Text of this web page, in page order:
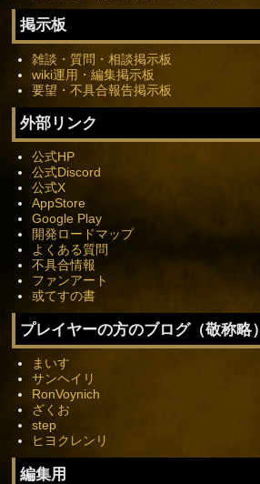
掲示板
雑談・質問・相談掲示板
wiki運用・編集掲示板
要望・不具合報告掲示板
外部リンク
公式HP
公式Discord
公式X
AppStore
Google Play
開発ロードマップ
よくある質問
不具合情報
ファンアート
或てすの書
プレイヤーの方のブログ（敬称略）
まいす
サンヘイリ
RonVoynich
ざくお
step
ヒヨクレンリ
編集用